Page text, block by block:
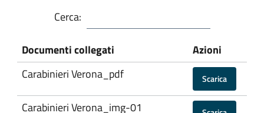
Cerca:
Documenti collegati
Azioni
Carabinieri Verona_pdf
Scarica
Carabinieri Verona_img-01